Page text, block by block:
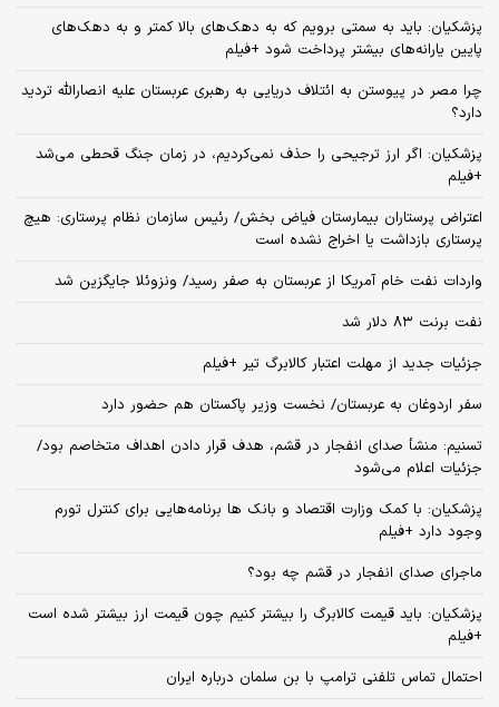
پزشکیان: باید به سمتی برویم که به دهک‌های بالا کمتر و به دهک‌های
پایین یارانه‌های بیشتر پرداخت شود +فیلم
چرا مصر در پیوستن به ائتلاف دریایی به رهبری عربستان علیه انصارالله تردید
دارد؟
پزشکیان: اگر ارز ترجیحی را حذف نمی‌کردیم، در زمان جنگ قحطی می‌شد
+فیلم
اعتراض پرستاران بیمارستان فیاض بخش/ رئیس سازمان نظام پرستاری: هیچ
پرستاری بازداشت یا اخراج نشده است
واردات نفت خام آمریکا از عربستان به صفر رسید/ ونزوئلا جایگزین شد
نفت برنت ۸۳ دلار شد
جزئیات جدید از مهلت اعتبار کالابرگ تیر +فیلم
سفر اردوغان به عربستان/ نخست وزیر پاکستان هم حضور دارد
تسنیم: منشأ صدای انفجار در قشم، هدف قرار دادن اهداف متخاصم بود/
جزئیات اعلام می‌شود
پزشکیان: با کمک وزارت اقتصاد و بانک ها برنامه‌هایی برای کنترل تورم
وجود دارد +فیلم
ماجرای صدای انفجار در قشم چه بود؟
پزشکیان: باید قیمت کالابرگ را بیشتر کنیم چون قیمت ارز بیشتر شده است
+فیلم
احتمال تماس تلفنی ترامپ با بن سلمان درباره ایران